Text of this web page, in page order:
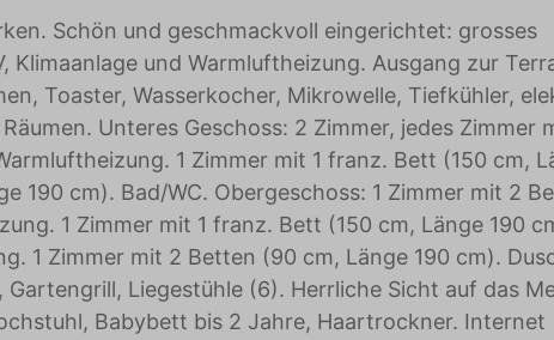
Schön und geschmackvoll eingerichtet: grosses
und Warmluftheizung. Ausgang zur
Toaster, Wasserkocher, Mikrowelle, Tiefkühler,
Unteres Geschoss: 2 Zimmer, jedes Zimmer
1 Zimmer mit 1 franz. Bett (150 cm,
190 cm). Bad/WC. Obergeschoss: 1 Zimmer mit 2
1 Zimmer mit 1 franz. Bett (150 cm, Länge 190
1 Zimmer mit 2 Betten (90 cm, Länge 190 cm).
Liegestühle (6). Herrliche Sicht auf das
Babybett bis 2 Jahre, Haartrockner. Internet